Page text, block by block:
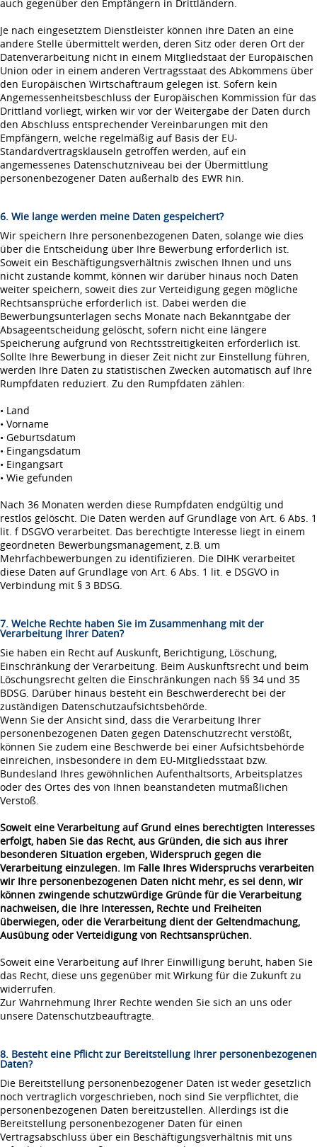
auch gegenüber den Empfängern in Drittländern.
Je nach eingesetztem Dienstleister können ihre Daten an eine
andere Stelle übermittelt werden, deren Sitz oder deren Ort der
Datenverarbeitung nicht in einem Mitgliedstaat der Europäischen
Union oder in einem anderen Vertragsstaat des Abkommens über
den Europäischen Wirtschaftraum gelegen ist. Sofern kein
Angemessenheitsbeschluss der Europäischen Kommission für das
Drittland vorliegt, wirken wir vor der Weitergabe der Daten durch
den Abschluss entsprechender Vereinbarungen mit den
Empfängern, welche regelmäßig auf Basis der EU-
Standardvertragsklauseln getroffen werden, auf ein
angemessenes Datenschutzniveau bei der Übermittlung
personenbezogener Daten außerhalb des EWR hin.
6. Wie lange werden meine Daten gespeichert?
Wir speichern Ihre personenbezogenen Daten, solange wie dies
über die Entscheidung über Ihre Bewerbung erforderlich ist.
Soweit ein Beschäftigungsverhältnis zwischen Ihnen und uns
nicht zustande kommt, können wir darüber hinaus noch Daten
weiter speichern, soweit dies zur Verteidigung gegen mögliche
Rechtsansprüche erforderlich ist. Dabei werden die
Bewerbungsunterlagen sechs Monate nach Bekanntgabe der
Absageentscheidung gelöscht, sofern nicht eine längere
Speicherung aufgrund von Rechtsstreitigkeiten erforderlich ist.
Sollte Ihre Bewerbung in dieser Zeit nicht zur Einstellung führen,
werden Ihre Daten zu statistischen Zwecken automatisch auf Ihre
Rumpfdaten reduziert. Zu den Rumpfdaten zählen:
• Land
• Vorname
• Geburtsdatum
• Eingangsdatum
• Eingangsart
• Wie gefunden
Nach 36 Monaten werden diese Rumpfdaten endgültig und
restlos gelöscht. Die Daten werden auf Grundlage von Art. 6 Abs. 1
lit. f DSGVO verarbeitet. Das berechtigte Interesse liegt in einem
geordneten Bewerbungsmanagement, z.B. um
Mehrfachbewerbungen zu identifizieren. Die DIHK verarbeitet
diese Daten auf Grundlage von Art. 6 Abs. 1 lit. e DSGVO in
Verbindung mit § 3 BDSG.
7. Welche Rechte haben Sie im Zusammenhang mit der
Verarbeitung Ihrer Daten?
Sie haben ein Recht auf Auskunft, Berichtigung, Löschung,
Einschränkung der Verarbeitung. Beim Auskunftsrecht und beim
Löschungsrecht gelten die Einschränkungen nach §§ 34 und 35
BDSG. Darüber hinaus besteht ein Beschwerderecht bei der
zuständigen Datenschutzaufsichtsbehörde.
Wenn Sie der Ansicht sind, dass die Verarbeitung Ihrer
personenbezogenen Daten gegen Datenschutzrecht verstößt,
können Sie zudem eine Beschwerde bei einer Aufsichtsbehörde
einreichen, insbesondere in dem EU-Mitgliedsstaat bzw.
Bundesland Ihres gewöhnlichen Aufenthaltsorts, Arbeitsplatzes
oder des Ortes des von Ihnen beanstandeten mutmaßlichen
Verstoß.
Soweit eine Verarbeitung auf Grund eines berechtigten Interesses
erfolgt, haben Sie das Recht, aus Gründen, die sich aus ihrer
besonderen Situation ergeben, Widerspruch gegen die
Verarbeitung einzulegen. Im Falle Ihres Widerspruchs verarbeiten
wir Ihre personenbezogenen Daten nicht mehr, es sei denn, wir
können zwingende schutzwürdige Gründe für die Verarbeitung
nachweisen, die Ihre Interessen, Rechte und Freiheiten
überwiegen, oder die Verarbeitung dient der Geltendmachung,
Ausübung oder Verteidigung von Rechtsansprüchen.
Soweit eine Verarbeitung auf Ihrer Einwilligung beruht, haben Sie
das Recht, diese uns gegenüber mit Wirkung für die Zukunft zu
widerrufen.
Zur Wahrnehmung Ihrer Rechte wenden Sie sich an uns oder
unsere Datenschutzbeauftragte.
8. Besteht eine Pflicht zur Bereitstellung Ihrer personenbezogenen
Daten?
Die Bereitstellung personenbezogener Daten ist weder gesetzlich
noch vertraglich vorgeschrieben, noch sind Sie verpflichtet, die
personenbezogenen Daten bereitzustellen. Allerdings ist die
Bereitstellung personenbezogener Daten für einen
Vertragsabschluss über ein Beschäftigungsverhältnis mit uns